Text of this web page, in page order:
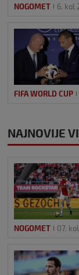
NOGOMET 6. kol
FIFA WORLD CUP
NAJNOVIJE
NOGOMET 07.